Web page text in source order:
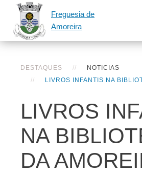
Freguesia de
Amoreira
DESTAQUES
NOTICIAS
LIVROS INFANTIS NA
LIVROS
NA
DA